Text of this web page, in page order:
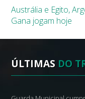
Austrália e Egito,
Gana jogam hoje
ÚLTIMAS DO